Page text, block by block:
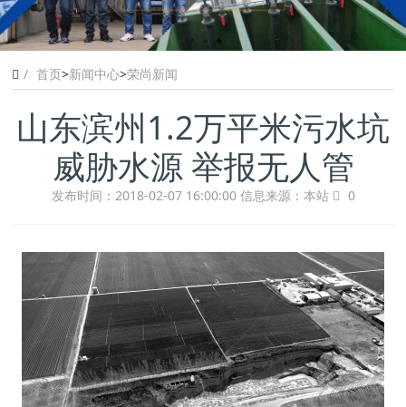
首页>新闻中心>荣尚新闻
山东滨州1.2万平米污水坑
威胁水源 举报无人管
发布时间：2018-02-07 16:00:00 信息来源：本站 0